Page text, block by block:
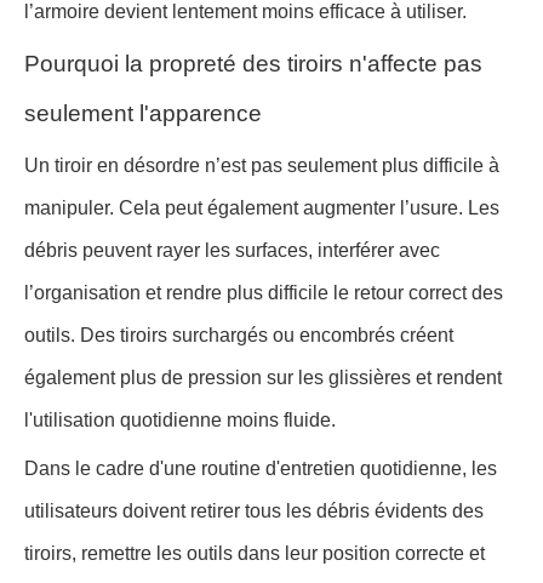
l’armoire devient lentement moins efficace à utiliser.
Pourquoi la propreté des tiroirs n'affecte pas
seulement l'apparence
Un tiroir en désordre n’est pas seulement plus difficile à
manipuler. Cela peut également augmenter l’usure. Les
débris peuvent rayer les surfaces, interférer avec
l’organisation et rendre plus difficile le retour correct des
outils. Des tiroirs surchargés ou encombrés créent
également plus de pression sur les glissières et rendent
l'utilisation quotidienne moins fluide.
Dans le cadre d'une routine d'entretien quotidienne, les
utilisateurs doivent retirer tous les débris évidents des
tiroirs, remettre les outils dans leur position correcte et